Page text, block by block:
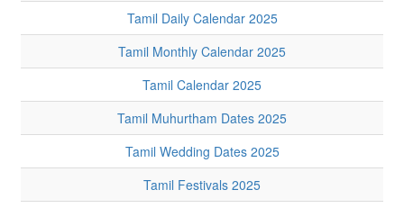
Tamil Daily Calendar 2025
Tamil Monthly Calendar 2025
Tamil Calendar 2025
Tamil Muhurtham Dates 2025
Tamil Wedding Dates 2025
Tamil Festivals 2025